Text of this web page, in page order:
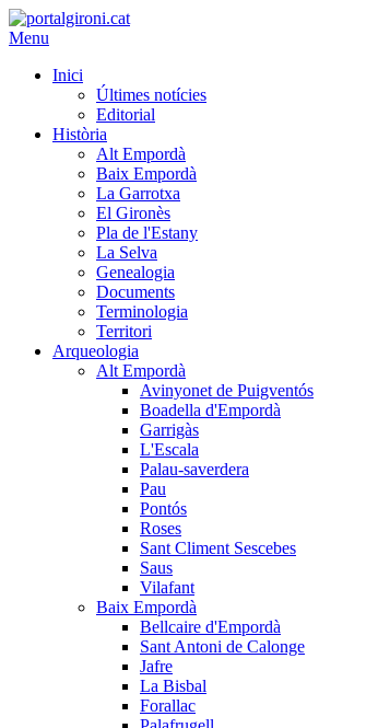
Menu
Inici
Últimes notícies
Editorial
Història
Alt Empordà
Baix Empordà
La Garrotxa
El Gironès
Pla de l'Estany
La Selva
Genealogia
Documents
Terminologia
Territori
Arqueologia
Alt Empordà
Avinyonet de Puigventós
Boadella d'Empordà
Garrigàs
L'Escala
Palau-saverdera
Pau
Pontós
Roses
Sant Climent Sescebes
Saus
Vilafant
Baix Empordà
Bellcaire d'Empordà
Sant Antoni de Calonge
Jafre
La Bisbal
Forallac